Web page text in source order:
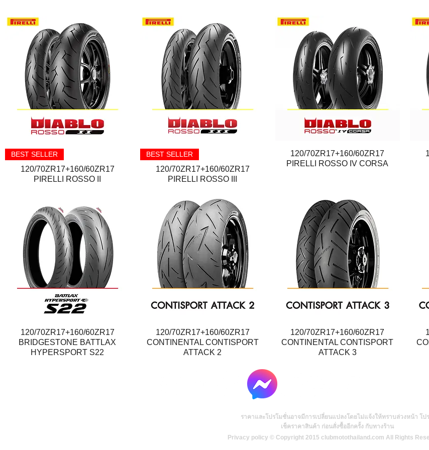
Quick View
BEST SELLER
120/70ZR17+160/60ZR17
PIRELLI ROSSO II
Quick View
BEST SELLER
120/70ZR17+160/60ZR17
PIRELLI ROSSO III
Quick View
120/70ZR17+160/60ZR17
PIRELLI ROSSO IV CORSA
Quick View
120/70ZR17+160/60ZR17
BRIDGESTONE BATTLAX
HYPERSPORT S22
Quick View
120/70ZR17+160/60ZR17
CONTINENTAL CONTISPORT
ATTACK 2
Quick View
120/70ZR17+160/60ZR17
CONTINENTAL CONTISPORT
ATTACK 3
ราคาและโปรโมชั่นอาจมีการเปลี่ยนแปลงโดยไม่แจ้งให้ทราบล่วงหน้า โป
เช็คราคาสินค้า ก่อนสั่งซื้ออีกครั้ง กับทางร้าน
Privacy policy © Copyright 2015 clubmotothailand.com All Rights